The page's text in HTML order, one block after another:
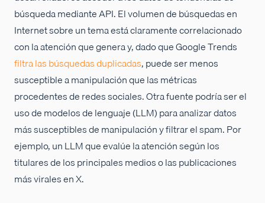
búsqueda mediante API. El volumen de búsquedas en
Internet sobre un tema está claramente correlacionado
con la atención que genera y, dado que Google Trends
filtra las búsquedas duplicadas, puede ser menos
susceptible a manipulación que las métricas
procedentes de redes sociales. Otra fuente podría ser el
uso de modelos de lenguaje (LLM) para analizar datos
más susceptibles de manipulación y filtrar el spam. Por
ejemplo, un LLM que evalúe la atención según los
titulares de los principales medios o las publicaciones
más virales en X.